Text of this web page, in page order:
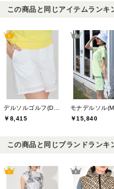
この商品と同じアイテムランキ
￥8,415
￥15,840
この商品と同じブランドランキ